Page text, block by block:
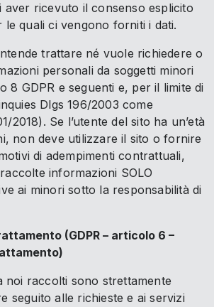
aver ricevuto il consenso esplicito
le quali ci vengono forniti i dati.
trattare né vuole richiedere o
personali da soggetti minori
8 GDPR e seguenti e, per il limite di
Dlgs 196/2003 come
2018). Se l’utente del sito ha un’età
non deve utilizzare il sito o fornire
di adempimenti contrattuali,
informazioni SOLO
ai minori sotto la responsabilità di
(GDPR – articolo 6 –
noi raccolti sono strettamente
seguito alle richieste e ai servizi